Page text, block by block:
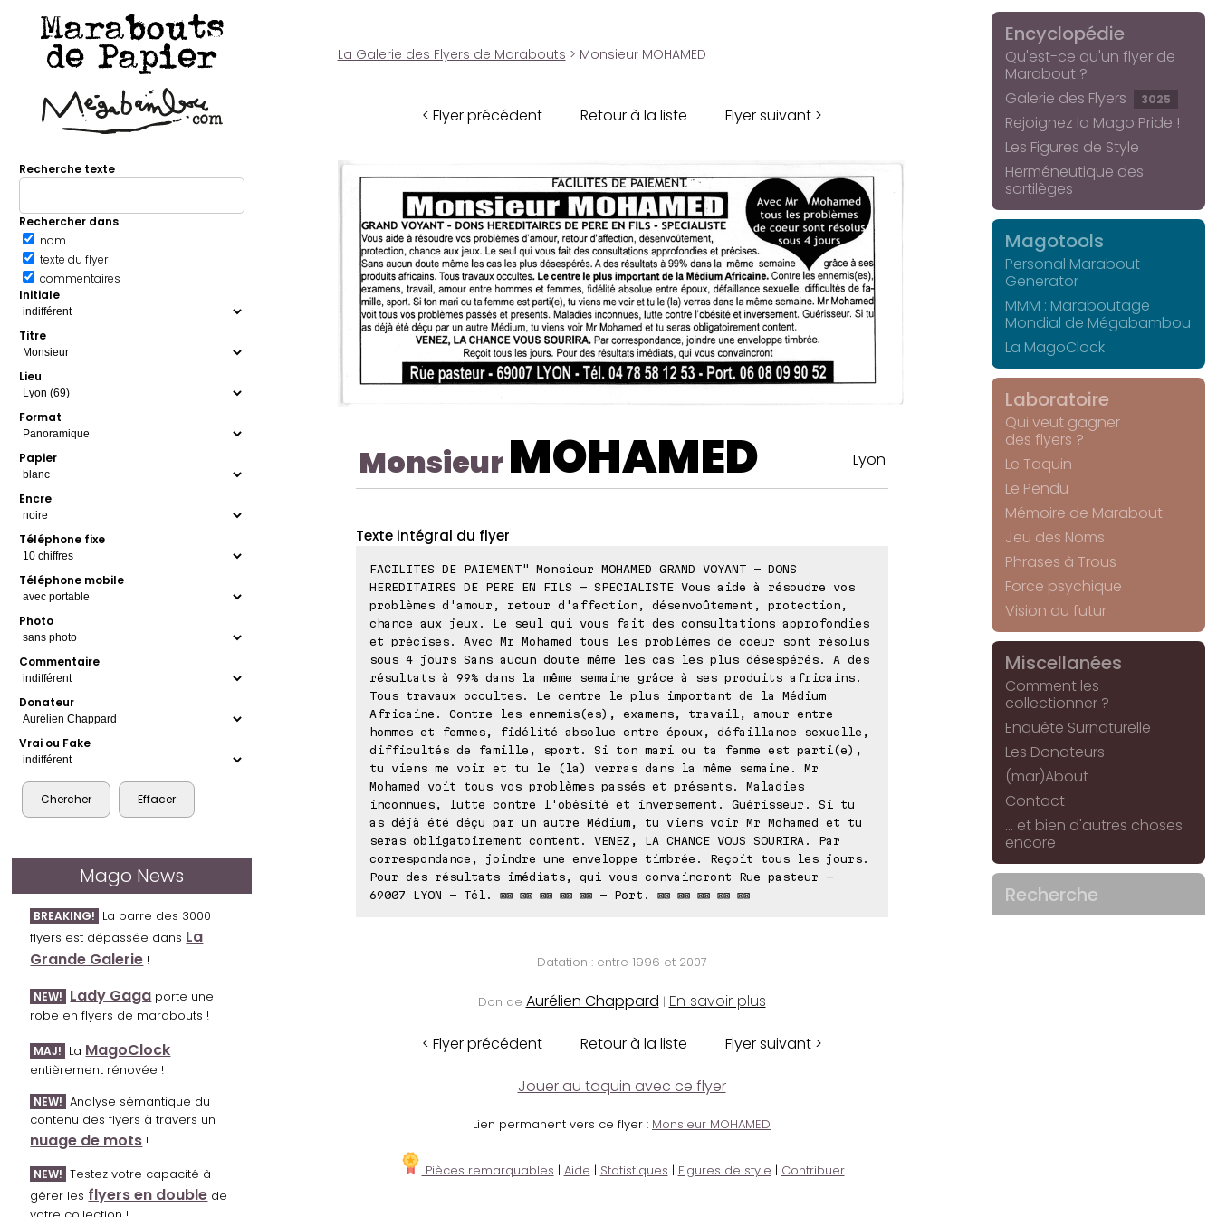
Marabouts
de Papier
Recherche texte
Rechercher dans
nom
texte du flyer
commentaires
Initiale
Titre
Lieu
Format
Papier
Encre
Téléphone fixe
Téléphone mobile
Photo
Commentaire
Donateur
Vrai ou Fake
Mago News
BREAKING! La barre des 3000
flyers est dépassée dans La
Grande Galerie !
NEW! Lady Gaga porte une
robe en flyers de marabouts !
MAJ! La MagoClock
entièrement rénovée !
NEW! Analyse sémantique du
contenu des flyers à travers un
nuage de mots !
NEW! Testez votre capacité à
gérer les flyers en double de
La Galerie des Flyers de Marabouts > Monsieur MOHAMED
< Flyer précédent Retour à la liste Flyer suivant >
MonsieurMOHAMED Lyon
Texte intégral du flyer
FACILITES DE PAIEMENT" Monsieur MOHAMED GRAND VOYANT - DONS
HEREDITAIRES DE PERE EN FILS - SPECIALISTE Vous aide à résoudre vos
problèmes d'amour, retour d'affection, désenvoûtement, protection,
chance aux jeux. Le seul qui vous fait des consultations approfondies
et précises. Avec Mr Mohamed tous les problèmes de coeur sont résolus
sous 4 jours Sans aucun doute même les cas les plus désespérés. A des
résultats à 99% dans la même semaine grâce à ses produits africains.
Tous travaux occultes. Le centre le plus important de la Médium
Africaine. Contre les ennemis(es), examens, travail, amour entre
hommes et femmes, fidélité absolue entre époux, défaillance sexuelle,
difficultés de famille, sport. Si ton mari ou ta femme est parti(e),
tu viens me voir et tu le (la) verras dans la même semaine. Mr
Mohamed voit tous vos problèmes passés et présents. Maladies
inconnues, lutte contre l'obésité et inversement. Guérisseur. Si tu
as déjà été déçu par un autre Médium, tu viens voir Mr Mohamed et tu
seras obligatoirement content. VENEZ, LA CHANCE VOUS SOURIRA. Par
correspondance, joindre une enveloppe timbrée. Reçoit tous les jours.
Pour des résultats imédiats, qui vous convaincront Rue pasteur -
69007 LYON - Tél. ⊠⊠ ⊠⊠ ⊠⊠ ⊠⊠ ⊠⊠ - Port. ⊠⊠ ⊠⊠ ⊠⊠ ⊠⊠ ⊠⊠
Datation : entre 1996 et 2007
Don de Aurélien Chappard | En savoir plus
< Flyer précédent Retour à la liste Flyer suivant >
Jouer au taquin avec ce flyer
Lien permanent vers ce flyer : Monsieur MOHAMED
Pièces remarquables | Aide | Statistiques | Figures de style | Contribuer
Encyclopédie
Qu'est-ce qu'un flyer de
Marabout ?
Galerie des Flyers
3025
Rejoignez la Mago Pride !
Les Figures de Style
Herméneutique des
sortilèges
Magotools
Personal Marabout
Generator
MMM : Maraboutage
Mondial de Mégabambou
La MagoClock
Laboratoire
Qui veut gagner
des flyers ?
Le Taquin
Le Pendu
Mémoire de Marabout
Jeu des Noms
Phrases à Trous
Force psychique
Vision du futur
Miscellanées
Comment les
collectionner ?
Enquête Surnaturelle
Les Donateurs
(mar)About
Contact
... et bien d'autres choses
encore
Recherche